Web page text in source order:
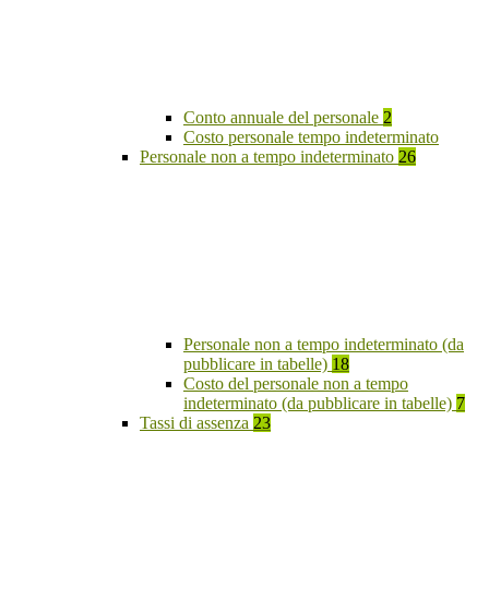
Conto annuale del personale 2
Costo personale tempo indeterminato
Personale non a tempo indeterminato 26
Personale non a tempo indeterminato (da
pubblicare in tabelle) 18
Costo del personale non a tempo
indeterminato (da pubblicare in tabelle) 7
Tassi di assenza 23